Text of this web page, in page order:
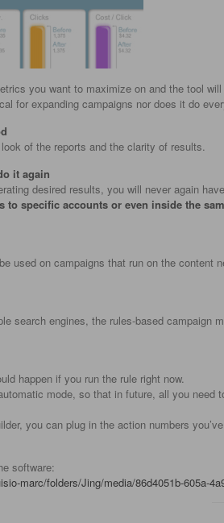
you want to maximize on and the tool
for expanding campaigns nor does it do
of the reports and the clarity of results.
it again
desired results, you will never again
to specific accounts or even inside the
used on campaigns that run on the content
search engines, the rules-based campaign
happen if you run the rule right now.
mode, so that in future, all you need
you can plug in the action numbers
software:
marc/folders/Jing/media/86d4051b-605a-